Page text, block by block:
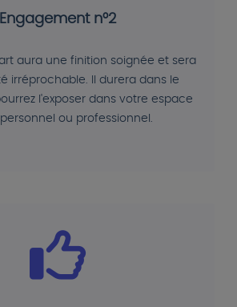
Engagement n°2
aura une finition soignée et sera
irréprochable. Il durera dans le
l'exposer dans votre espace
ou professionnel.